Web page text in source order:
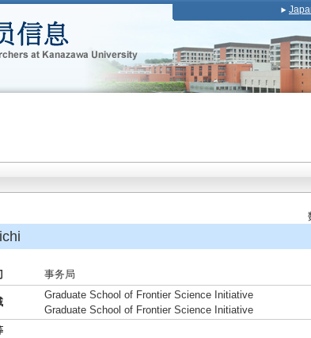
事务局
Graduate School of Frontier Science Initiative
Graduate School of Frontier Science Initiative